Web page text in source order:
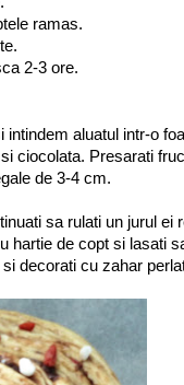
ramas.
2-3 ore.
aluatul intr-o
ciocolata. Presarati
de 3-4 cm.
sa rulati un jurul ei
hartie de copt si lasati
decorati cu zahar